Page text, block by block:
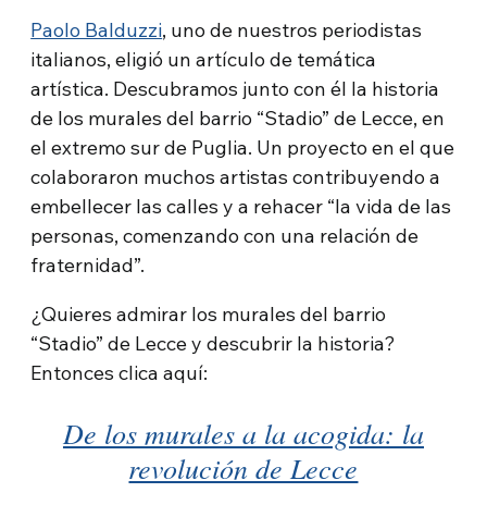
Paolo Balduzzi, uno de nuestros periodistas
italianos, eligió un artículo de temática
artística. Descubramos junto con él la historia
de los murales del barrio “Stadio” de Lecce, en
el extremo sur de Puglia. Un proyecto en el que
colaboraron muchos artistas contribuyendo a
embellecer las calles y a rehacer “la vida de las
personas, comenzando con una relación de
fraternidad”.
¿Quieres admirar los murales del barrio
“Stadio” de Lecce y descubrir la historia?
Entonces clica aquí:
De los murales a la acogida: la
revolución de Lecce